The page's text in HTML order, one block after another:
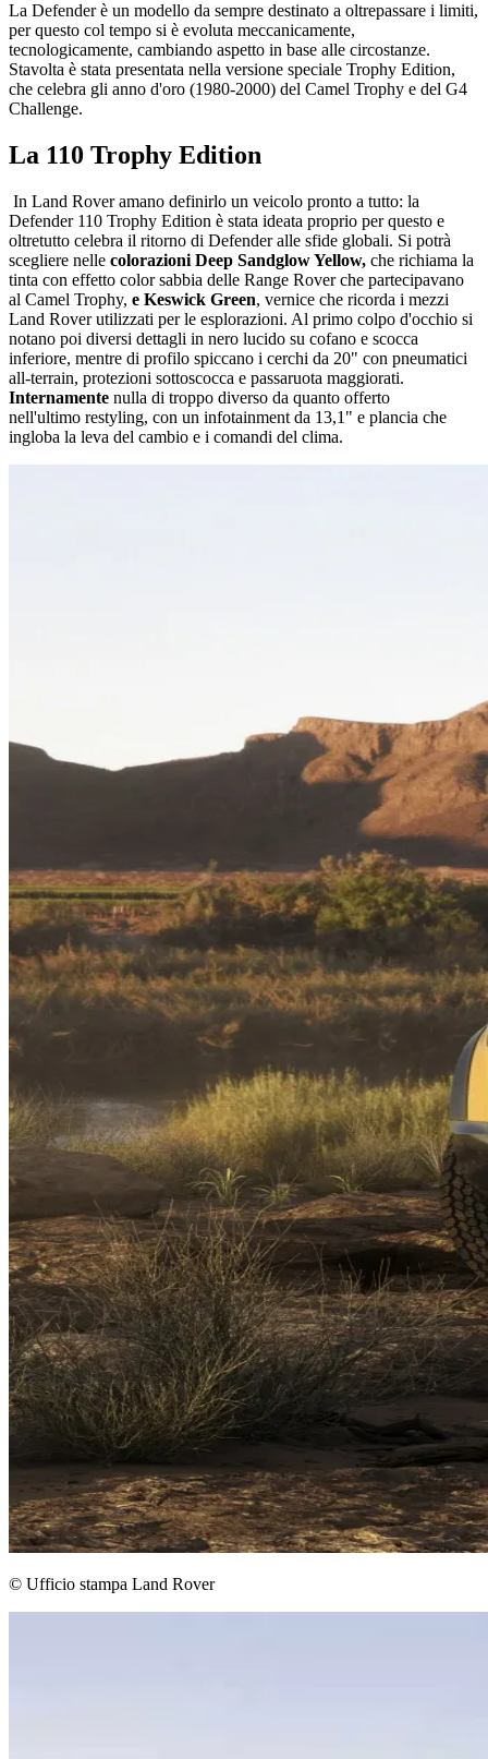
La Defender è un modello da sempre destinato a oltrepassare i limiti,
per questo col tempo si è evoluta meccanicamente,
tecnologicamente, cambiando aspetto in base alle circostanze.
Stavolta è stata presentata nella versione speciale Trophy Edition,
che celebra gli anno d'oro (1980-2000) del Camel Trophy e del G4
Challenge.
La 110 Trophy Edition
In Land Rover amano definirlo un veicolo pronto a tutto: la
Defender 110 Trophy Edition è stata ideata proprio per questo e
oltretutto celebra il ritorno di Defender alle sfide globali. Si potrà
scegliere nelle colorazioni Deep Sandglow Yellow, che richiama la
tinta con effetto color sabbia delle Range Rover che partecipavano
al Camel Trophy, e Keswick Green, vernice che ricorda i mezzi
Land Rover utilizzati per le esplorazioni. Al primo colpo d'occhio si
notano poi diversi dettagli in nero lucido su cofano e scocca
inferiore, mentre di profilo spiccano i cerchi da 20" con pneumatici
all-terrain, protezioni sottoscocca e passaruota maggiorati.
Internamente nulla di troppo diverso da quanto offerto
nell'ultimo restyling, con un infotainment da 13,1" e plancia che
ingloba la leva del cambio e i comandi del clima.
© Ufficio stampa Land Rover